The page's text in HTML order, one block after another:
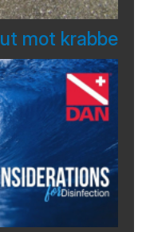
mot krabbe